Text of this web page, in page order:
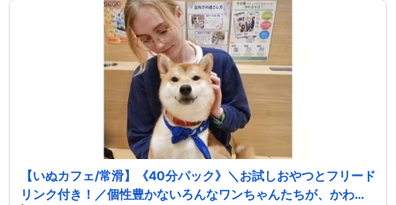
【いぬカフェ/常滑】《40分パック》＼お試しおやつとフリード
リンク付き！／個性豊かないろんなワンちゃんたちが、かわい